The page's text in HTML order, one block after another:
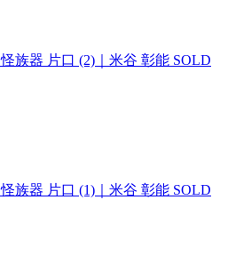
怪族器 片口 (2)｜米谷 彰能 SOLD
怪族器 片口 (1)｜米谷 彰能 SOLD